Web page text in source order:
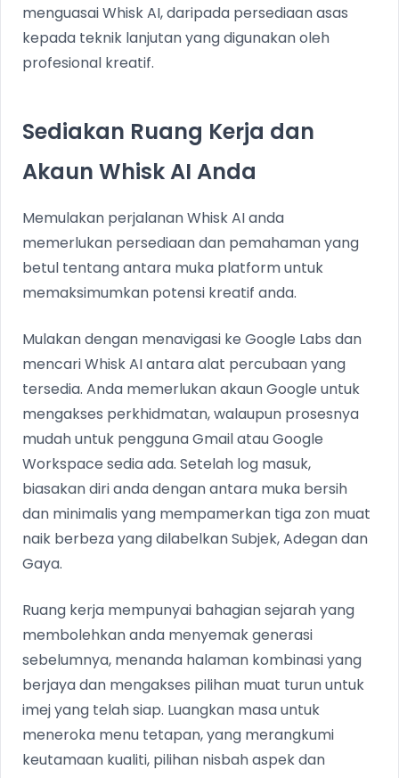
menguasai Whisk AI, daripada persediaan asas
kepada teknik lanjutan yang digunakan oleh
profesional kreatif.
Sediakan Ruang Kerja dan
Akaun Whisk AI Anda
Memulakan perjalanan Whisk AI anda
memerlukan persediaan dan pemahaman yang
betul tentang antara muka platform untuk
memaksimumkan potensi kreatif anda.
Mulakan dengan menavigasi ke Google Labs dan
mencari Whisk AI antara alat percubaan yang
tersedia. Anda memerlukan akaun Google untuk
mengakses perkhidmatan, walaupun prosesnya
mudah untuk pengguna Gmail atau Google
Workspace sedia ada. Setelah log masuk,
biasakan diri anda dengan antara muka bersih
dan minimalis yang mempamerkan tiga zon muat
naik berbeza yang dilabelkan Subjek, Adegan dan
Gaya.
Ruang kerja mempunyai bahagian sejarah yang
membolehkan anda menyemak generasi
sebelumnya, menanda halaman kombinasi yang
berjaya dan mengakses pilihan muat turun untuk
imej yang telah siap. Luangkan masa untuk
meneroka menu tetapan, yang merangkumi
keutamaan kualiti, pilihan nisbah aspek dan